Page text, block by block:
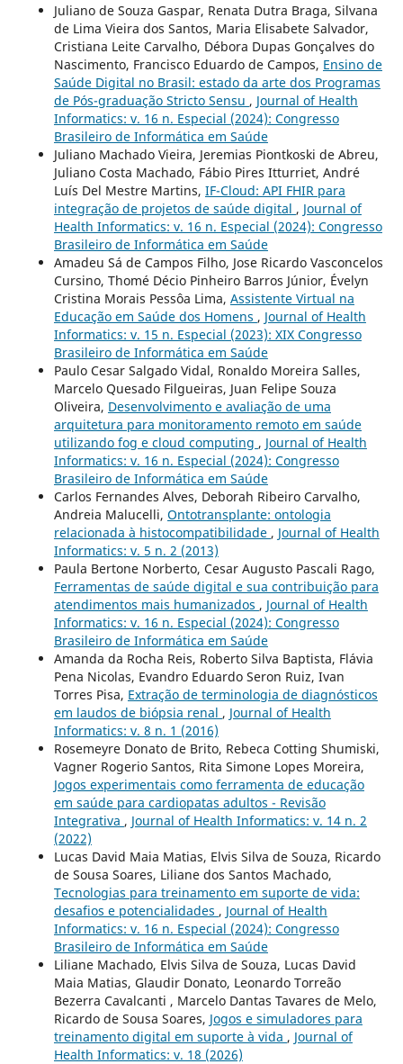
Juliano de Souza Gaspar, Renata Dutra Braga, Silvana
de Lima Vieira dos Santos, Maria Elisabete Salvador,
Cristiana Leite Carvalho, Débora Dupas Gonçalves do
Nascimento, Francisco Eduardo de Campos, Ensino de
Saúde Digital no Brasil: estado da arte dos Programas
de Pós-graduação Stricto Sensu , Journal of Health
Informatics: v. 16 n. Especial (2024): Congresso
Brasileiro de Informática em Saúde
Juliano Machado Vieira, Jeremias Piontkoski de Abreu,
Juliano Costa Machado, Fábio Pires Itturriet, André
Luís Del Mestre Martins, IF-Cloud: API FHIR para
integração de projetos de saúde digital , Journal of
Health Informatics: v. 16 n. Especial (2024): Congresso
Brasileiro de Informática em Saúde
Amadeu Sá de Campos Filho, Jose Ricardo Vasconcelos
Cursino, Thomé Décio Pinheiro Barros Júnior, Évelyn
Cristina Morais Pessôa Lima, Assistente Virtual na
Educação em Saúde dos Homens , Journal of Health
Informatics: v. 15 n. Especial (2023): XIX Congresso
Brasileiro de Informática em Saúde
Paulo Cesar Salgado Vidal, Ronaldo Moreira Salles,
Marcelo Quesado Filgueiras, Juan Felipe Souza
Oliveira, Desenvolvimento e avaliação de uma
arquitetura para monitoramento remoto em saúde
utilizando fog e cloud computing , Journal of Health
Informatics: v. 16 n. Especial (2024): Congresso
Brasileiro de Informática em Saúde
Carlos Fernandes Alves, Deborah Ribeiro Carvalho,
Andreia Malucelli, Ontotransplante: ontologia
relacionada à histocompatibilidade , Journal of Health
Informatics: v. 5 n. 2 (2013)
Paula Bertone Norberto, Cesar Augusto Pascali Rago,
Ferramentas de saúde digital e sua contribuição para
atendimentos mais humanizados , Journal of Health
Informatics: v. 16 n. Especial (2024): Congresso
Brasileiro de Informática em Saúde
Amanda da Rocha Reis, Roberto Silva Baptista, Flávia
Pena Nicolas, Evandro Eduardo Seron Ruiz, Ivan
Torres Pisa, Extração de terminologia de diagnósticos
em laudos de biópsia renal , Journal of Health
Informatics: v. 8 n. 1 (2016)
Rosemeyre Donato de Brito, Rebeca Cotting Shumiski,
Vagner Rogerio Santos, Rita Simone Lopes Moreira,
Jogos experimentais como ferramenta de educação
em saúde para cardiopatas adultos - Revisão
Integrativa , Journal of Health Informatics: v. 14 n. 2
(2022)
Lucas David Maia Matias, Elvis Silva de Souza, Ricardo
de Sousa Soares, Liliane dos Santos Machado,
Tecnologias para treinamento em suporte de vida:
desafios e potencialidades , Journal of Health
Informatics: v. 16 n. Especial (2024): Congresso
Brasileiro de Informática em Saúde
Liliane Machado, Elvis Silva de Souza, Lucas David
Maia Matias, Glaudir Donato, Leonardo Torreão
Bezerra Cavalcanti , Marcelo Dantas Tavares de Melo,
Ricardo de Sousa Soares, Jogos e simuladores para
treinamento digital em suporte à vida , Journal of
Health Informatics: v. 18 (2026)